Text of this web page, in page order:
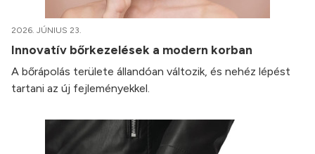
2026. JÚNIUS 23.
Innovatív bőrkezelések a modern korban
A bőrápolás területe állandóan változik, és nehéz lépést
tartani az új fejleményekkel.